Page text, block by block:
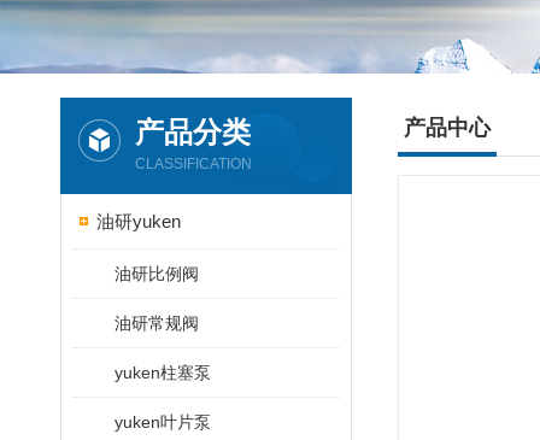
产品分类
CLASSIFICATION
油研yuken
油研比例阀
油研常规阀
yuken柱塞泵
yuken叶片泵
产品中心